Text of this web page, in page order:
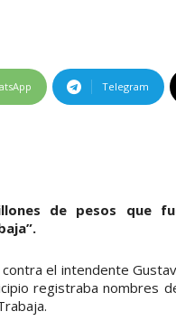
Telegram
de pesos que
el intendente
registraba nombres